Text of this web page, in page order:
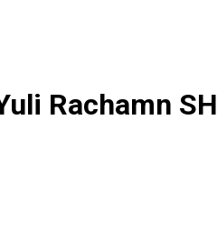
Rachamn SH